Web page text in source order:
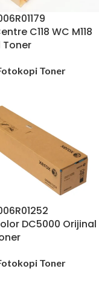
C118 WC M118
Toner
Toner
DC5000 Orijinal
Toner